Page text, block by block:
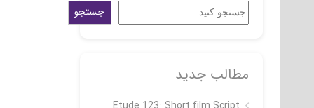
جستجو
مطالب جدید